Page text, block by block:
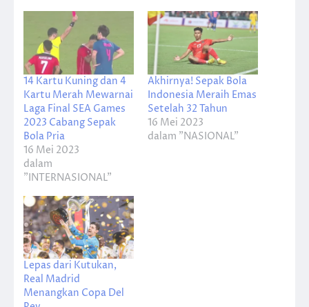
14 Kartu Kuning dan 4
Kartu Merah Mewarnai
Laga Final SEA Games
2023 Cabang Sepak
Bola Pria
16 Mei 2023
dalam
"INTERNASIONAL"
Akhirnya! Sepak Bola
Indonesia Meraih Emas
Setelah 32 Tahun
16 Mei 2023
dalam "NASIONAL"
Lepas dari Kutukan,
Real Madrid
Menangkan Copa Del